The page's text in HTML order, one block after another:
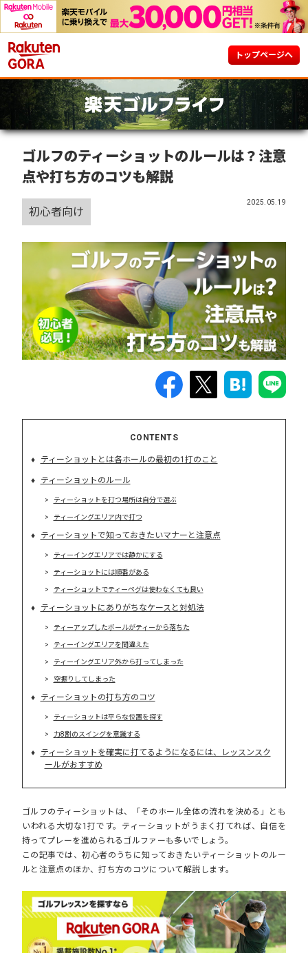
トップページへ
ゴルフのティーショットのルールは？注意
点や打ち方のコツも解説
2025.05.19
初心者向け
CONTENTS
ティーショットとは各ホールの最初の1打のこと
ティーショットのルール
ティーショットを打つ場所は自分で選ぶ
ティーイングエリア内で打つ
ティーショットで知っておきたいマナーと注意点
ティーイングエリアでは静かにする
ティーショットには順番がある
ティーショットでティーペグは使わなくても良い
ティーショットにありがちなケースと対処法
ティーアップしたボールがティーから落ちた
ティーイングエリアを間違えた
ティーイングエリア外から打ってしまった
空振りしてしまった
ティーショットの打ち方のコツ
ティーショットは平らな位置を探す
力8割のスイングを意識する
ティーショットを確実に打てるようになるには、レッスンスク
ールがおすすめ
ゴルフのティーショットは、「そのホール全体の流れを決める」とも
いわれる大切な1打です。ティーショットがうまく打てれば、自信を
持ってプレーを進められるゴルファーも多いでしょう。
この記事では、初心者のうちに知っておきたいティーショットのルー
ルと注意点のほか、打ち方のコツについて解説します。